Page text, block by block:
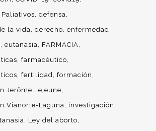
Paliativos defensa
la vida derecho enfermedad
eutanasia
FARMACIA
farmacéutico
fertilidad formación
Jerôme Lejeune
Vianorte-Laguna
investigación
Ley del aborto